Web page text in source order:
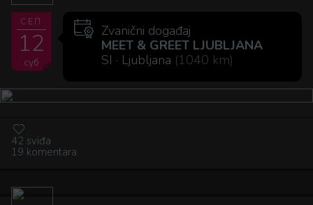
СЕП
12
суб
Zvanični događaj
MEET & GREET LJUBLJANA
SI · Ljubljana (1040 km)
42 sviđa
19 komentara